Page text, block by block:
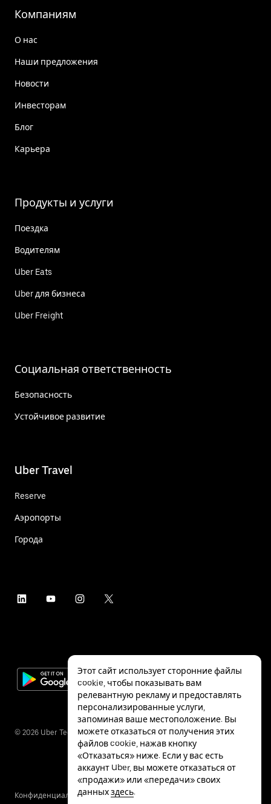
Компаниям
О нас
Наши предложения
Новости
Инвесторам
Блог
Карьера
Продукты и услуги
Поездка
Водителям
Uber Eats
Uber для бизнеса
Uber Freight
Социальная ответственность
Безопасность
Устойчивое развитие
Uber Travel
Reserve
Аэропорты
Города
© 2026 Uber Technologies Inc.
КонфиденциальностьСпециальные
Этот сайт использует сторонние файлы
cookie, чтобы показывать вам
релевантную рекламу и предоставлять
персонализированные услуги,
запоминая ваше местоположение. Вы
можете отказаться от получения этих
файлов cookie, нажав кнопку
«Отказаться» ниже. Если у вас есть
аккаунт Uber, вы можете отказаться от
«продажи» или «передачи» своих
данныхздесь.